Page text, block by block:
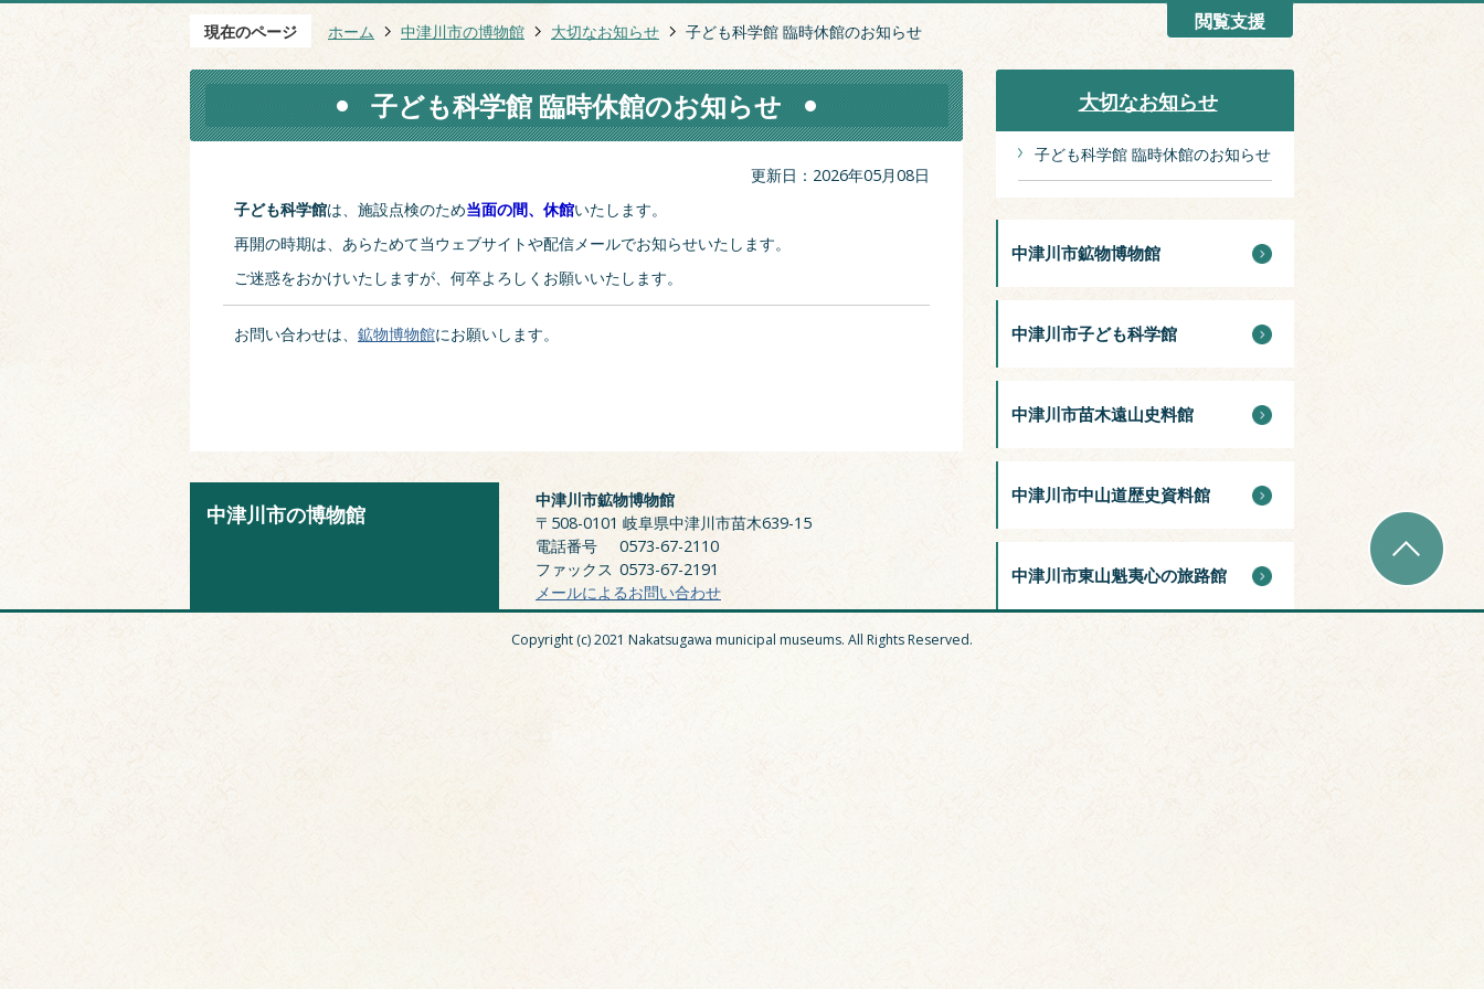
閲覧支援
現在のページ ホーム 中津川市の博物館 大切なお知らせ 子ども科学館 臨時休館のお知らせ
子ども科学館 臨時休館のお知らせ
更新日：2026年05月08日
子ども科学館は、施設点検のため当面の間、休館いたします。
再開の時期は、あらためて当ウェブサイトや配信メールでお知らせいたします。
ご迷惑をおかけいたしますが、何卒よろしくお願いいたします。
お問い合わせは、 鉱物博物館にお願いします。
中津川市の博物館
中津川市鉱物博物館
〒508-0101 岐阜県中津川市苗木639-15
電話番号
0573-67-2110
ファックス 0573-67-2191
メールによるお問い合わせ
大切なお知らせ
子ども科学館 臨時休館のお知らせ
中津川市鉱物博物館
中津川市子ども科学館
中津川市苗木遠山史料館
中津川市中山道歴史資料館
中津川市東山魁夷心の旅路館
Copyright (c) 2021 Nakatsugawa municipal museums. All Rights Reserved.